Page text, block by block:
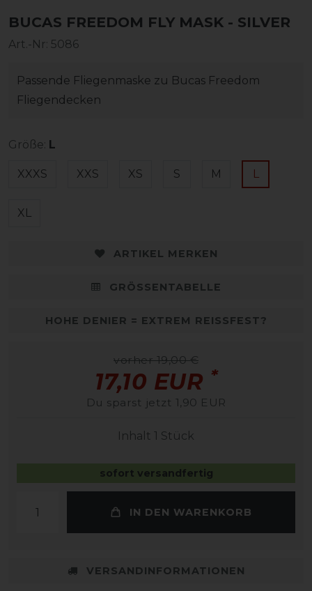
BUCAS FREEDOM FLY MASK - SILVER
Art.-Nr: 5086
Passende Fliegenmaske zu Bucas Freedom
Fliegendecken
Größe: L
XXXS XXS XS S M L
XL
ARTIKEL MERKEN
GRÖSSENTABELLE
HOHE DENIER = EXTREM REISSFEST?
vorher 19,00 €
17,10 EUR *
Du sparst jetzt 1,90 EUR
Inhalt 1 Stück
sofort versandfertig
IN DEN WARENKORB
VERSANDINFORMATIONEN